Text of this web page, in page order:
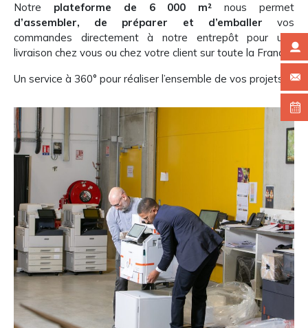
Notre plateforme de 6 000 m² nous permet
d’assembler, de préparer et d’emballer vos
commandes directement à notre entrepôt pour une
livraison chez vous ou chez votre client sur toute la France.
Un service à 360° pour réaliser l’ensemble de vos projets.